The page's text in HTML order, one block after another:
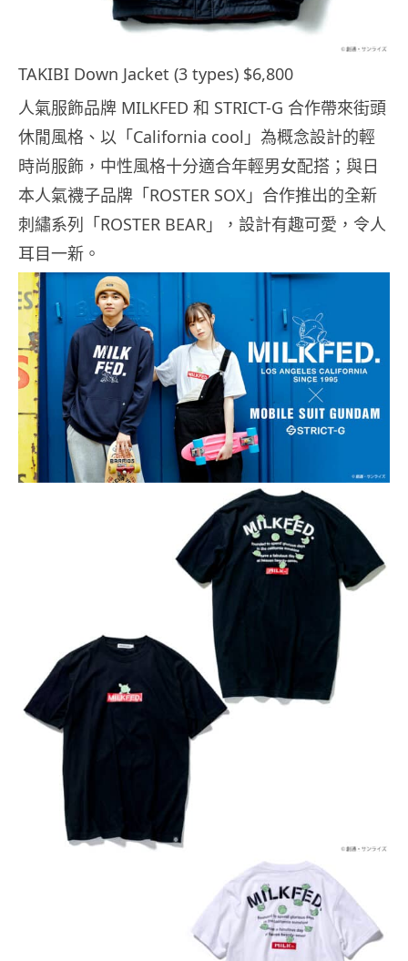
TAKIBI Down Jacket (3 types) $6,800
人氣服飾品牌 MILKFED 和 STRICT-G 合作帶來街頭
休閒風格、以「California cool」為概念設計的輕
時尚服飾，中性風格十分適合年輕男女配搭；與日
本人氣襪子品牌「ROSTER SOX」合作推出的全新
刺繡系列「ROSTER BEAR」，設計有趣可愛，令人
耳目一新。